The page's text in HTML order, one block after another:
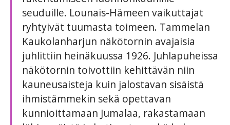
seuduille. Lounais-Hämeen vaikuttajat
ryhtyivät tuumasta toimeen. Tammelan
Kaukolanharjun näkötornin avajaisia
juhlittiin heinäkuussa 1926. Juhlapuheissa
näkötornin toivottiin kehittävän niin
kauneusaisteja kuin jalostavan sisäistä
ihmistämmekin sekä opettavan
kunnioittamaan Jumalaa, rakastamaan